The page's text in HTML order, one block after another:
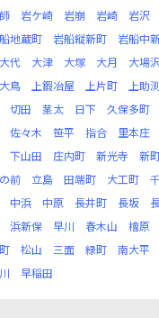
岩ケ崎 岩崩 岩崎 岩沢
地蔵町 岩船縦新町 岩船中
大代 大津 大塚 大月 大場沢
鳥 上鍜冶屋 上片町 上助渕
切田 茎太 日下 久保多町
佐々木 笹平 指合 里本庄
下山田 庄内町 新光寺 新
前 立島 田端町 大工町
中浜 中原 長井町 長坂
浜新保 早川 春木山 檜原
松山 三面 緑町 南大平
早稲田